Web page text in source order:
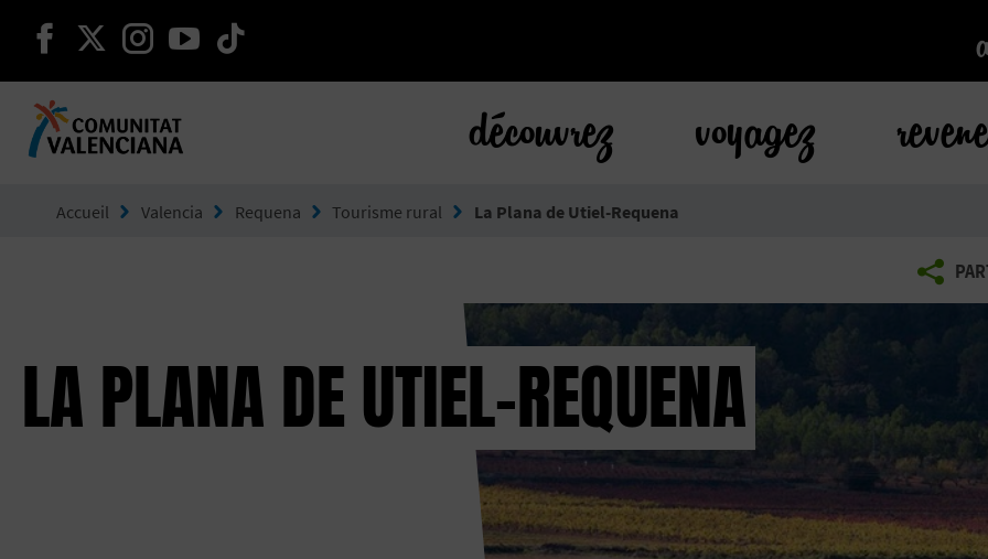
continuer sur facebook
continuer sur twitter
continuer sur instagram
continuer sur youtube
découvrez voyagez
Accueil Valencia Requena Tourisme rural La Plana de Utiel-Requena
LA PLANA DE UTIEL-REQUENA